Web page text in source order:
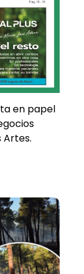
en papel
Artes.